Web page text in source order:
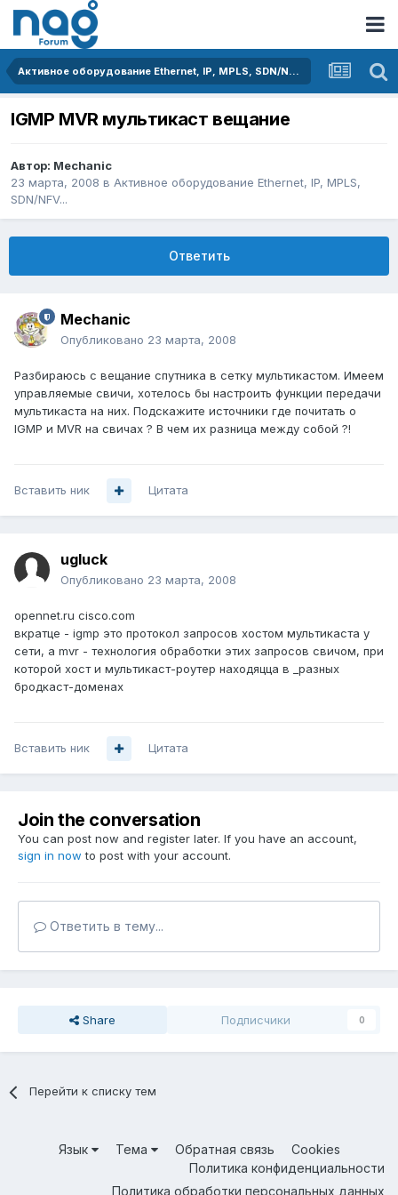
Активное оборудование Ethernet, IP, MPLS, SDN/NFV...
IGMP MVR мультикаст вещание
Автор: Mechanic
23 марта, 2008 в Активное оборудование Ethernet, IP, MPLS,
SDN/NFV...
Ответить
Mechanic
Опубликовано 23 марта, 2008
Разбираюсь с вещание спутника в сетку мультикастом. Имеем
управляемые свичи, хотелось бы настроить функции передачи
мультикаста на них. Подскажите источники где почитать о
IGMP и MVR на свичах ? В чем их разница между собой ?!
Вставить ник Цитата
ugluck
Опубликовано 23 марта, 2008
opennet.ru cisco.com
вкратце - igmp это протокол запросов хостом мультикаста у
сети, а mvr - технология обработки этих запросов свичом, при
которой хост и мультикаст-роутер находяцца в _разных
бродкаст-доменах
Вставить ник Цитата
Join the conversation
You can post now and register later. If you have an account,
sign in now to post with your account.
Ответить в тему...
Share Подписчики 0
Перейти к списку тем
Язык Тема Обратная связь
Cookies
Политика конфиденциальности
Политика обработки персональных данных